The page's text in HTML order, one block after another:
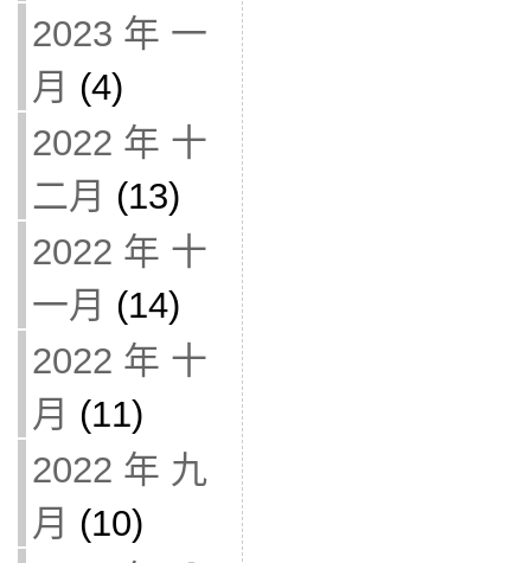
2023 年 一
月 (4)
2022 年 十
二月 (13)
2022 年 十
一月 (14)
2022 年 十
月 (11)
2022 年 九
月 (10)